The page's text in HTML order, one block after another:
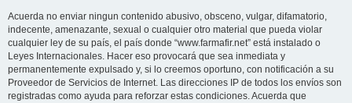
Acuerda no enviar ningun contenido abusivo, obsceno, vulgar, difamatorio,
indecente, amenazante, sexual o cualquier otro material que pueda violar
cualquier ley de su país, el país donde “www.farmafir.net” está instalado o
Leyes Internacionales. Hacer eso provocará que sea inmediata y
permanentemente expulsado y, si lo creemos oportuno, con notificación a su
Proveedor de Servicios de Internet. Las direcciones IP de todos los envíos son
registradas como ayuda para reforzar estas condiciones. Acuerda que